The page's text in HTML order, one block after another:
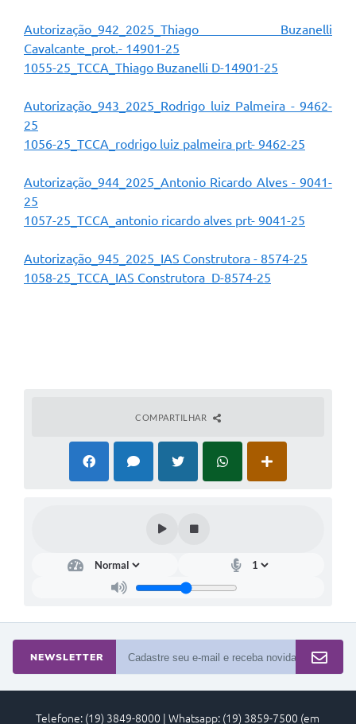
Autorização_942_2025_Thiago Buzanelli
Cavalcante_prot.- 14901-25
1055-25_TCCA_Thiago Buzanelli D-14901-25
Autorização_943_2025_Rodrigo luiz Palmeira - 9462-
25
1056-25_TCCA_rodrigo luiz palmeira prt- 9462-25
Autorização_944_2025_Antonio Ricardo Alves - 9041-
25
1057-25_TCCA_antonio ricardo alves prt- 9041-25
Autorização_945_2025_IAS Construtora - 8574-25
1058-25_TCCA_IAS Construtora D-8574-25
COMPARTILHAR
NEWSLETTER
Telefone: (19) 3849-8000 | Whatsapp: (19) 3859-7500 (em